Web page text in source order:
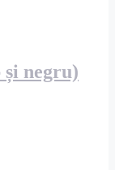
negru)